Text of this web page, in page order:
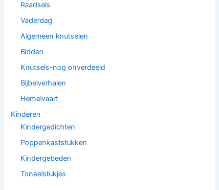
Raadsels
Vaderdag
Algemeen knutselen
Bidden
Knutsels-nog onverdeeld
Bijbelverhalen
Hemelvaart
Kinderen
Kindergedichten
Poppenkaststukken
Kindergebeden
Toneelstukjes